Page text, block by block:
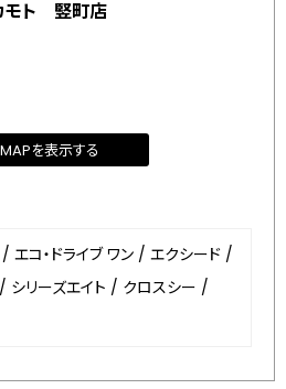
モト 竪町店
MAPを表示する
/ エコ・ドライブ ワン / エクシード /
/ シリーズエイト / クロスシー /